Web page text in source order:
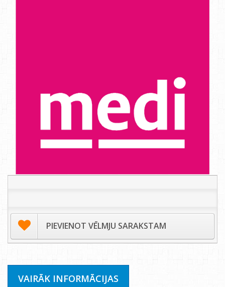
PIEVIENOT VĒLMJU SARAKSTAM
VAIRĀK INFORMĀCIJAS